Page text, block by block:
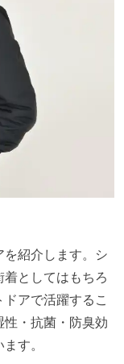
紹介します。シ
としてはもちろ
アで活躍するこ
・抗菌・防臭効
す。